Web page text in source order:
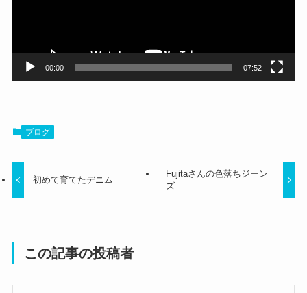
00:00 07:52
ブログ
初めて育てたデニム
Fujitaさんの色落ちジーン
ズ
この記事の投稿者